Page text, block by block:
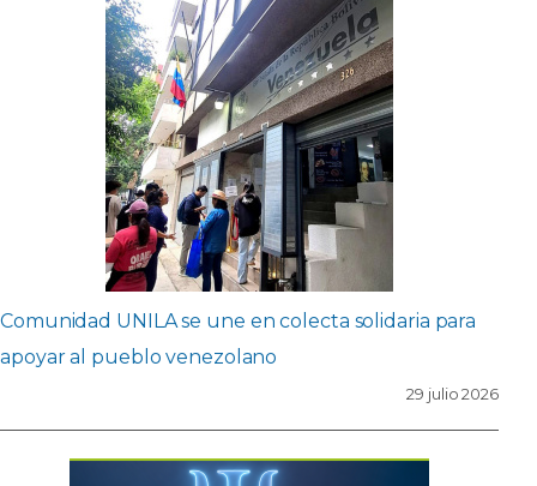
Comunidad UNILA se une en colecta solidaria para
apoyar al pueblo venezolano
29 julio 2026